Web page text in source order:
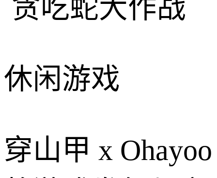
休闲游戏
穿山甲 x Ohayoo